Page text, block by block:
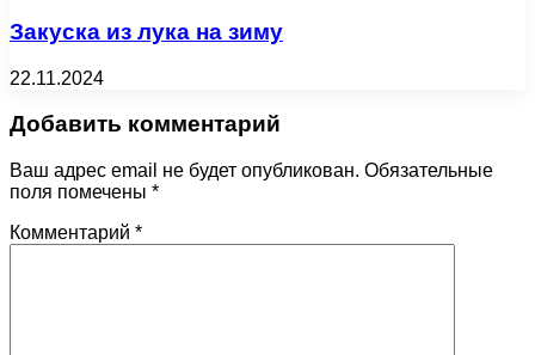
Закуска из лука на зиму
22.11.2024
Добавить комментарий
Ваш адрес email не будет опубликован. Обязательные
поля помечены *
Комментарий *